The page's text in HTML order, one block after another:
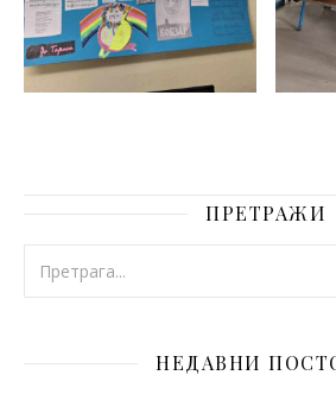
ПРЕТРАЖИ
НЕДАВНИ